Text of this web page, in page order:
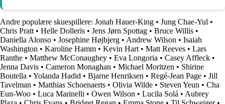
Andre populære skuespillere: Jonah Hauer-King • Jung Chae-Yul •
Chris Pratt • Helle Dolleris • Jens Jørn Spottag • Bruce Willis •
Daniella Alonso • Josephine Højbjerg • Andrew Wilson • Isaiah
Washington • Karoline Hamm • Kevin Hart • Matt Reeves • Lars
Ranthe • Matthew McConaughey • Eva Longoria • Casey Affleck •
Jenna Davis • Cameron Monaghan • Michael Moritzen • Shirine
Boutella • Yolanda Hadid • Bjarne Henriksen • Regé-Jean Page • Jill
Tavelman • Matthias Schoenaerts • Olivia Wilde • Steven Yeun • Cha
Eun-Woo • Luca Marinelli • Owen Wilson • Lucila Solá • Aubrey